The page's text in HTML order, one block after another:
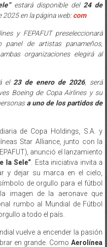
estará disponible del 24 de
2025 en la página web:com
y FEPAFUT preseleccionará
de artistas panameños,
organizaciones elegirá al
el 23 de enero de 2026, será
Boeing de Copa Airlines y su
a uno de los partidos de
de Copa Holdings, S.A. y
Star Alliance, junto con la
anunció el lanzamiento
la Sele” . Esta iniciativa invita a
y dejar su marca en el cielo,
de orgullo para el fútbol
imagen de la aeronave que
rumbo al Mundial de Fútbol
a todo el país.
vuelve a encender la pasión
en grande. ComoAerolínea